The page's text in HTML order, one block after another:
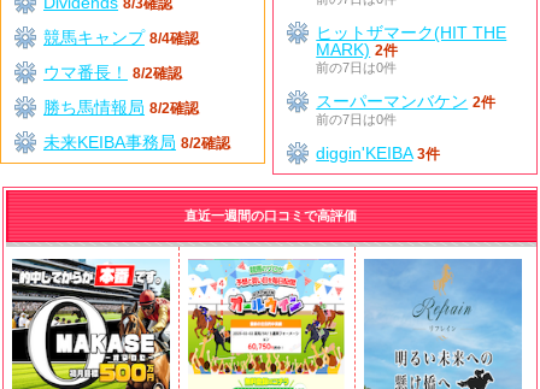
ヒットザマーク(HIT THE
MARK) 2件
前の7日は0件
スーパーマンバケン 2件
前の7日は0件
diggin'KEIBA 3件
8/3確認
競馬キャンプ 8/4確認
ウマ番長！ 8/2確認
勝ち馬情報局 8/2確認
未来KEIBA事務局 8/2確認
直近一週間の口コミで高評価